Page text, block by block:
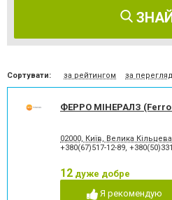
Сортувати: за рейтингом за
ФЕРРО МІНЕРАЛЗ
02000, Київ, Велика
+380(67)517-12-89,
12 дуже добре
Я рекомендую